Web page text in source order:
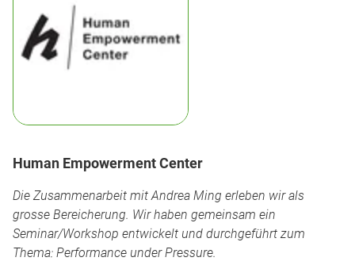
Human Empowerment Center
Die Zusammenarbeit mit Andrea Ming erleben wir als
grosse Bereicherung. Wir haben gemeinsam ein
Seminar/Workshop entwickelt und durchgeführt zum
Thema: Performance under Pressure.